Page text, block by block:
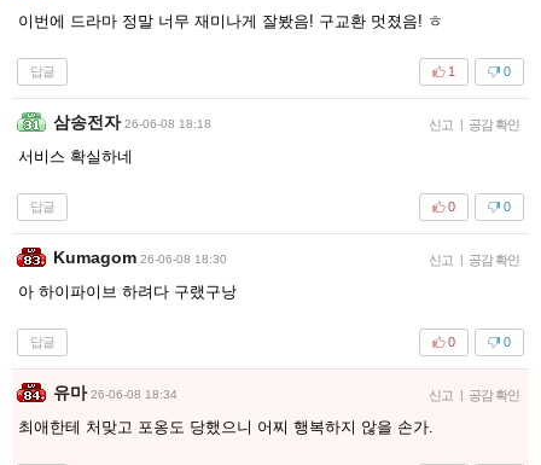
이번에 드라마 정말 너무 재미나게 잘봤음! 구교환 멋졌음! ㅎ
답글 0
1
삼송전자 26-06-08 18:18 신고 | 공감 확인
서비스 확실하네
답글 0
0
Kumagom 26-06-08 18:30 신고 | 공감 확인
아 하이파이브 하려다 구랬구낭
답글 0
0
유마 26-06-08 18:34 신고 | 공감 확인
최애한테 처맞고 포옹도 당했으니 어찌 행복하지 않을 손가.